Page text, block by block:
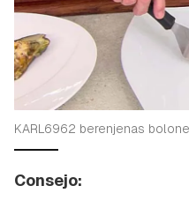
KARL6962 berenjenas
Consejo: